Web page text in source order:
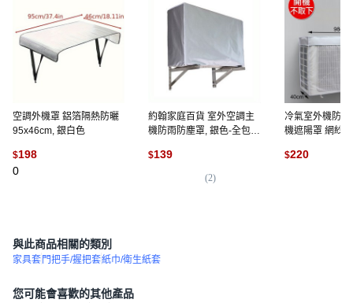
空調外機罩 鋁箔隔熱防曬
95x46cm, 銀白色
$198
0
約翰家庭百貨 室外空調主
機防雨防塵罩, 銀色-全包款
$139
(2)
冷氣室外機防
機遮陽罩 網紗
罩 冷氣罩
$220
與此商品相關的類別
家具套 門把手/握把套紙巾/衛生紙套
您可能會喜歡的其他產品